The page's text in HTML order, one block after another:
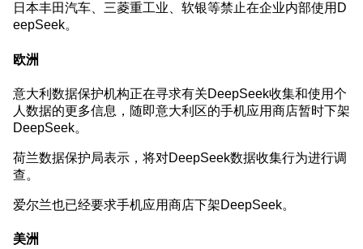
日本丰田汽车、三菱重工业、软银等禁止在企业内部使用D
eepSeek。
欧洲
意大利数据保护机构正在寻求有关DeepSeek收集和使用个
人数据的更多信息，随即意大利区的手机应用商店暂时下架
DeepSeek。
荷兰数据保护局表示，将对DeepSeek数据收集行为进行调
查。
爱尔兰也已经要求手机应用商店下架DeepSeek。
美洲